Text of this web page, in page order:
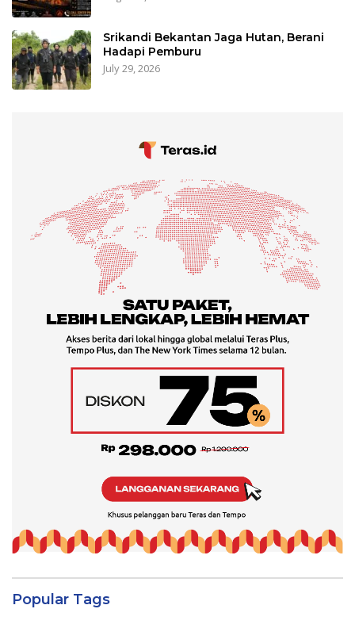
Srikandi Bekantan Jaga Hutan, Berani
Hadapi Pemburu
July 29, 2026
Popular Tags